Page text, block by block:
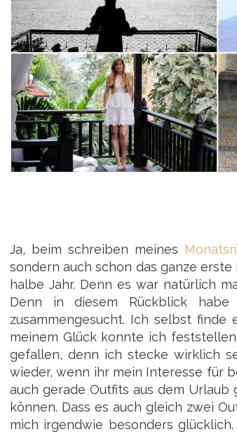
Ja, beim schreiben meines
sondern auch schon das ganze
halbe Jahr. Denn es war natürlich
Denn in diesem Rückblick
zusammengesucht. Ich selbst
meinem Glück konnte ich
gefallen, denn ich stecke wirklich
wieder, wenn ihr mein Interesse für
auch gerade Outfits aus dem
können. Dass es auch gleich zwei
mich irgendwie besonders